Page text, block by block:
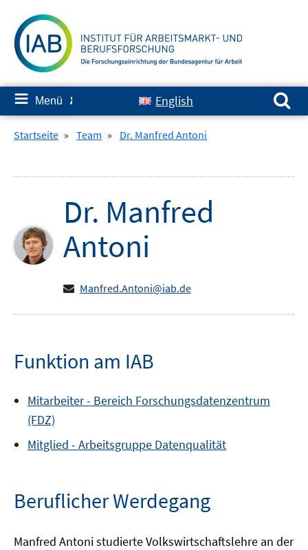
zum
Inhalt
≡ Menü ✘ English
Suchen nach:
Startseite » Team » Dr. Manfred Antoni
Dr. Manfred
Antoni
Manfred.Antoni@iab.de
Funktion am IAB
Mitarbeiter - Bereich Forschungsdatenzentrum
(FDZ)
Mitglied - Arbeitsgruppe Datenqualität
Beruflicher Werdegang
Manfred Antoni studierte Volkswirtschaftslehre an der